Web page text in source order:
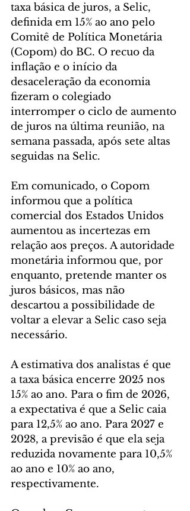
taxa básica de juros, a Selic,
definida em 15% ao ano pelo
Comitê de Política Monetária
(Copom) do BC. O recuo da
inflação e o início da
desaceleração da economia
fizeram o colegiado
interromper o ciclo de aumento
de juros na última reunião, na
semana passada, após sete altas
seguidas na Selic.
Em comunicado, o Copom
informou que a política
comercial dos Estados Unidos
aumentou as incertezas em
relação aos preços. A autoridade
monetária informou que, por
enquanto, pretende manter os
juros básicos, mas não
descartou a possibilidade de
voltar a elevar a Selic caso seja
necessário.
A estimativa dos analistas é que
a taxa básica encerre 2025 nos
15% ao ano. Para o fim de 2026,
a expectativa é que a Selic caia
para 12,5% ao ano. Para 2027 e
2028, a previsão é que ela seja
reduzida novamente para 10,5%
ao ano e 10% ao ano,
respectivamente.